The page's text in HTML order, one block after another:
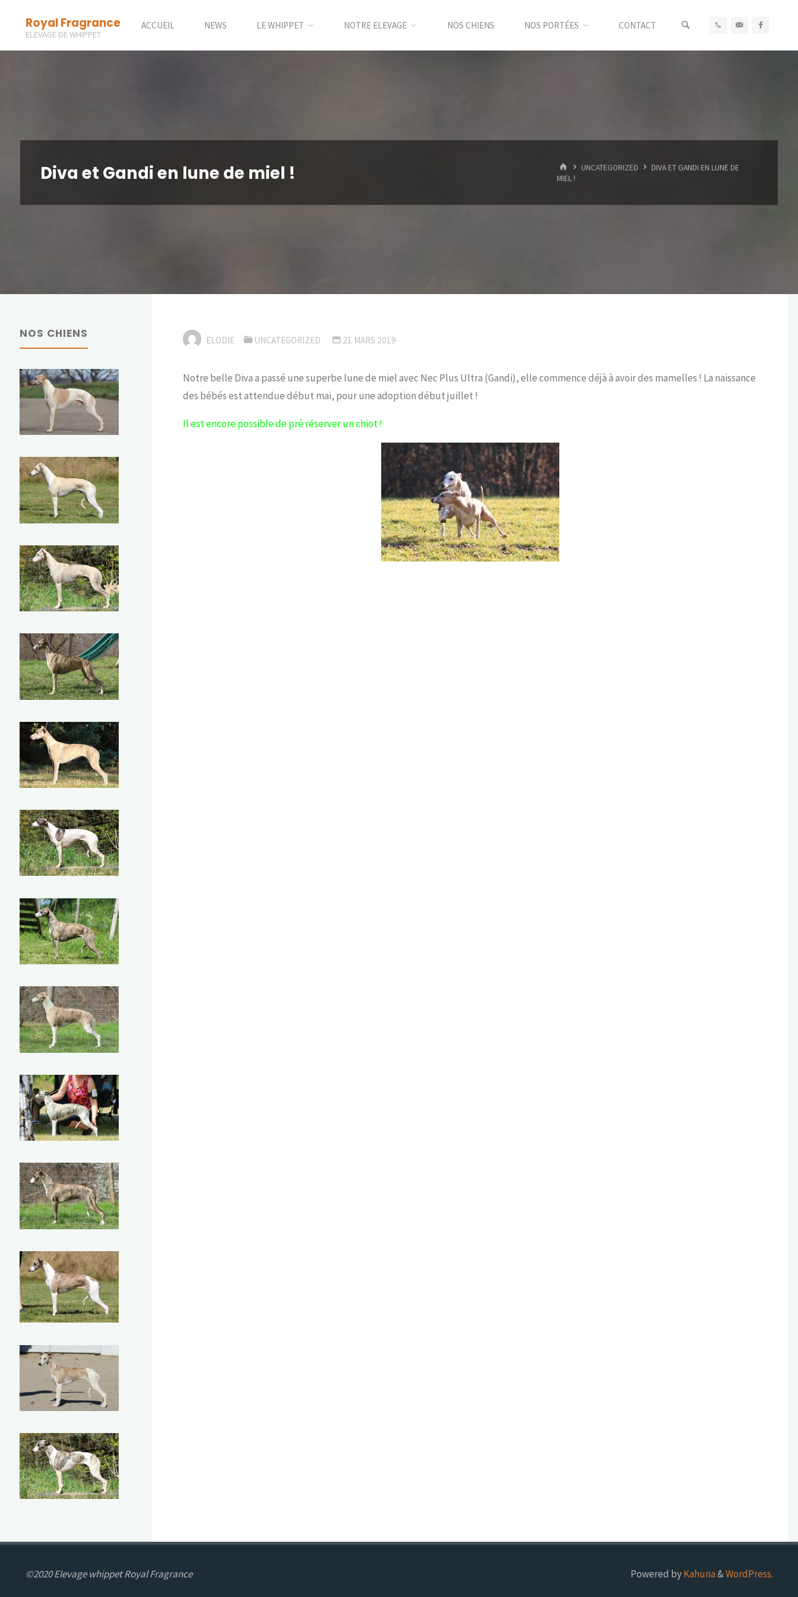
Royal Fragrance
ELEVAGE DE WHIPPET
ACCUEIL NEWS LE WHIPPET NOTRE ELEVAGE NOS CHIENS NOS PORTÉES CONTACT
Diva et Gandi en lune de miel ! HOMEUNCATEGORIZED
DIVA ET GANDI EN LUNE DE
MIEL !
ELODIE UNCATEGORIZED 21 MARS 2019
Notre belle Diva a passé une superbe lune de miel avec Nec Plus Ultra (Gandi), elle commence déjà à avoir des mamelles ! La naissance
des bébés est attendue début mai, pour une adoption début juillet !
Il est encore possible de pré réserver un chiot !
NOS CHIENS
Powered byKahuna&WordPress.
©2020 Elevage whippet Royal Fragrance